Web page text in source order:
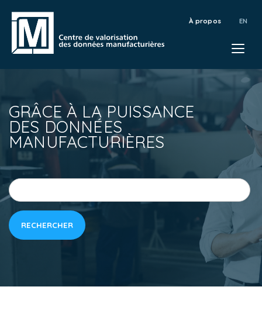
À propos
GRÂCE À LA PUISSANCE
DES DONNÉES
MANUFACTURIÈRES